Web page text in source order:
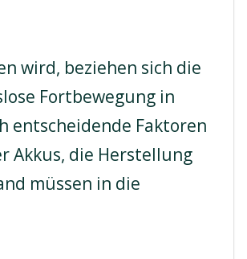
wird, beziehen sich die
Fortbewegung in
entscheidende Faktoren
Akkus, die Herstellung
müssen in die